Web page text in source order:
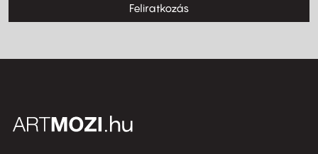
Feliratkozás